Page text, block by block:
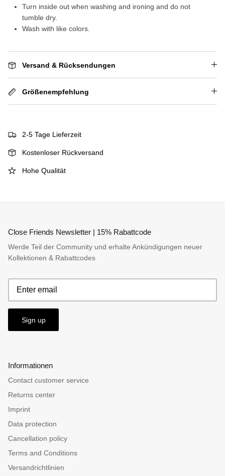
Turn inside out when washing and ironing and do not
tumble dry.
Wash with like colors.
Versand & Rücksendungen
Größenempfehlung
2-5 Tage Lieferzeit
Kostenloser Rückversand
Hohe Qualität
Close Friends Newsletter | 15% Rabattcode
Werde Teil der Community und erhalte Ankündigungen neuer
Kollektionen & Rabattcodes
Sign up
Informationen
Contact customer service
Returns center
Imprint
Data protection
Cancellation policy
Terms and Conditions
Versandrichtlinien